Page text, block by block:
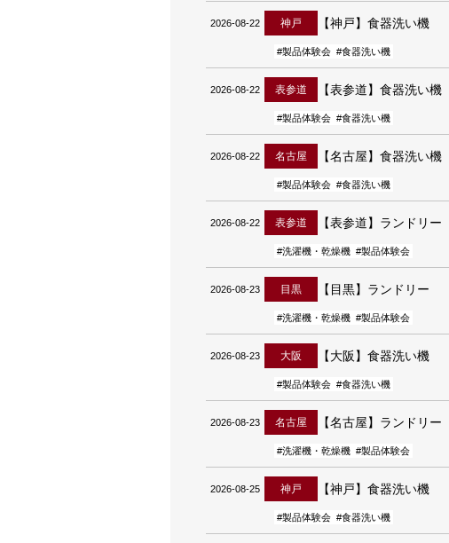
2026-08-22 神戸 【神戸】食器洗い機
#製品体験会 #食器洗い機
2026-08-22 表参道 【表参道】食器洗い機
#製品体験会 #食器洗い機
2026-08-22 名古屋 【名古屋】食器洗い機
#製品体験会 #食器洗い機
2026-08-22 表参道 【表参道】ランドリー
#洗濯機・乾燥機 #製品体験会
2026-08-23 目黒 【目黒】ランドリー
#洗濯機・乾燥機 #製品体験会
2026-08-23 大阪 【大阪】食器洗い機
#製品体験会 #食器洗い機
2026-08-23 名古屋 【名古屋】ランドリー
#洗濯機・乾燥機 #製品体験会
2026-08-25 神戸 【神戸】食器洗い機
#製品体験会 #食器洗い機